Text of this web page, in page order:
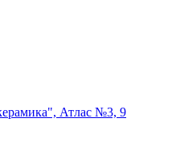
Атлас №3, 9